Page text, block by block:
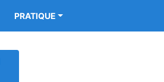
PRATIQUE